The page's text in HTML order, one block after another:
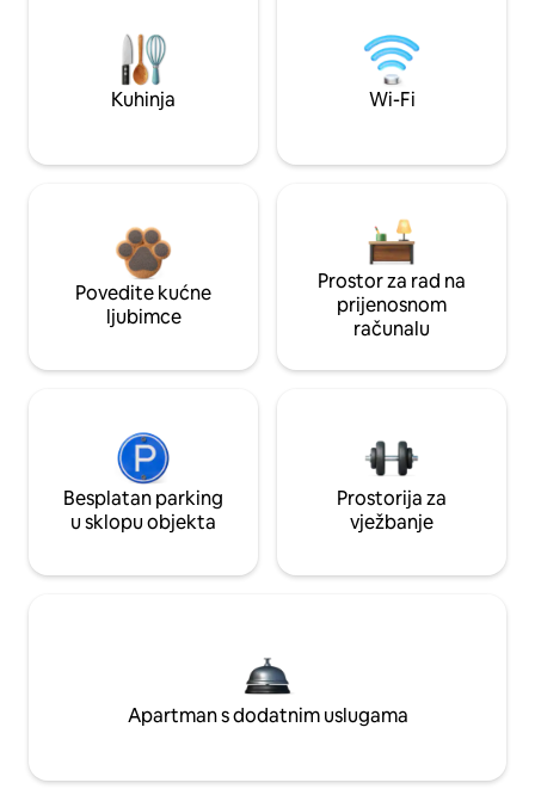
Kuhinja Wi-Fi
Povedite kućne
ljubimce
Prostor za rad na
prijenosnom
računalu
Besplatan parking
u sklopu objekta
Prostorija za
vježbanje
Apartman s dodatnim uslugama